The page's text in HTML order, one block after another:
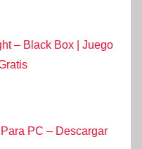
– Black Box | Juego
PC – Descargar